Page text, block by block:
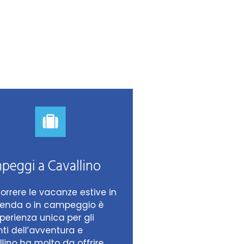
a Cavallino
le vacanze estive in
o in campeggio è
unica per gli
dell’avventura e